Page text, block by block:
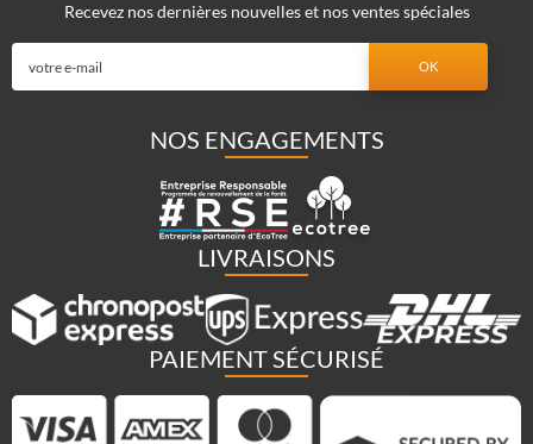
Recevez nos dernières nouvelles et nos ventes spéciales
NOS ENGAGEMENTS
LIVRAISONS
PAIEMENT SÉCURISÉ